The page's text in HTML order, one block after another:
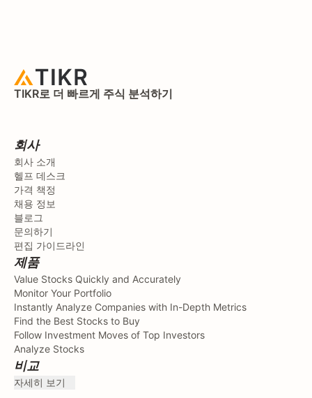
TIKR로 더 빠르게 주식 분석하기
회사
회사 소개
헬프 데스크
가격 책정
채용 정보
블로그
문의하기
편집 가이드라인
제품
Value Stocks Quickly and Accurately
Monitor Your Portfolio
Instantly Analyze Companies with In-Depth Metrics
Find the Best Stocks to Buy
Follow Investment Moves of Top Investors
Analyze Stocks
비교
자세히 보기